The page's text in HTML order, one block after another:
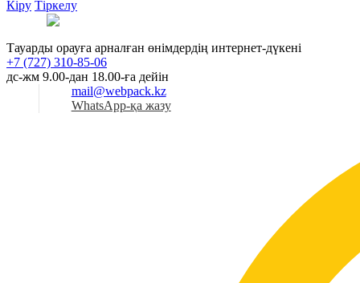
Кіру Тіркелу
Тауарды орауға арналған өнімдердің интернет-дүкені
+7 (727) 310-85-06
дс-жм 9.00-дан 18.00-ға дейін
mail@webpack.kz
WhatsApp-қа жазу